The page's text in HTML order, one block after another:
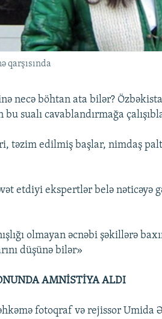
qarşısında
necə böhtan ata bilər?
sualı cavablandırmağa
təzim edilmiş başlar, nimdaş
etdiyi ekspertlər belə nəticəyə
olmayan əcnəbi şəkillərə
düşünə bilər»
AMNİSTİYA ALDI
fotoqraf və rejissor Umida